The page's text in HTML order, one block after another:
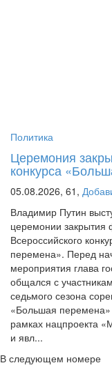
Политика
Церемония
конкурса
05.08.2026, 61,
Владимир Путин
церемонии закрытия
Всероссийского
перемена». Перед
мероприятия глава
общался с
седьмого сезона
«Большая перемена»
рамках нацпроекта
и явл...
В следующем номере